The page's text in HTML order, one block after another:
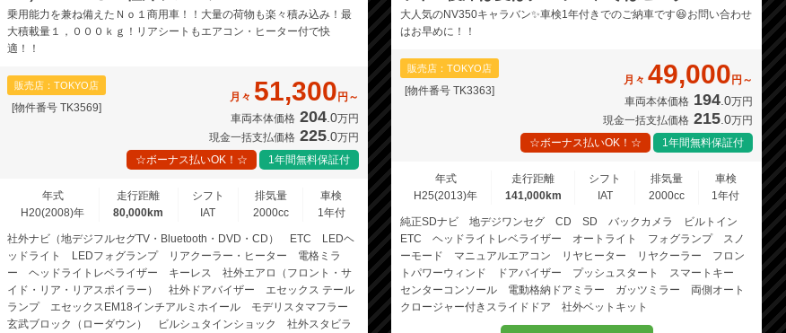
乗用能力を兼ね備えたＮｏ１商用車！！大量の荷物も楽々積み込み！最
大積載量１，０００ｋｇ！リアシートもエアコン・ヒーター付で快
適！！
販売店：TOKYO店
[物件番号 TK3569]
月々 51,300 円～
車両本体価格 204.0万円
現金一括支払価格 225.0万円
☆ボーナス払いOK！☆
1年間無料保証付
年式
H20(2008)年
走行距離
80,000km
シフト
IAT
排気量
2000cc
車検
1年付
社外ナビ（地デジフルセグTV・Bluetooth・DVD・CD） ETC LEDヘ
ッドライト LEDフォグランプ リアクーラー・ヒーター 電格ミラ
ー ヘッドライトレベライザー キーレス 社外エアロ（フロント・サ
イド・リア・リアスポイラー） 社外ドアバイザー エセックス テール
ランプ エセックスEM18インチアルミホイール モデリスタマフラー
玄武ブロック（ローダウン） ビルシュタインショック 社外スタビラ
大人気のNV350キャラバン✨車検1年付きでのご納車です😆お問い合わせ
はお早めに！！
販売店：TOKYO店
[物件番号 TK3363]
月々49,000 円～
車両本体価格 194.0万円
現金一括支払価格 215.0万円
☆ボーナス払いOK！☆
1年間無料保証付
年式
H25(2013)年
走行距離
141,000km
シフト
IAT
排気量
2000cc
車検
1年付
純正SDナビ 地デジワンセグ CD SD バックカメラ ビルトイン
ETC ヘッドライトレベライザー オートライト フォグランプ スノ
ーモード マニュアルエアコン リヤヒーター リヤクーラー フロン
トパワーウィンド ドアバイザー プッシュスタート スマートキー
センターコンソール 電動格納ドアミラー ガッツミラー 両側オート
クロージャー付きスライドドア 社外ベットキット